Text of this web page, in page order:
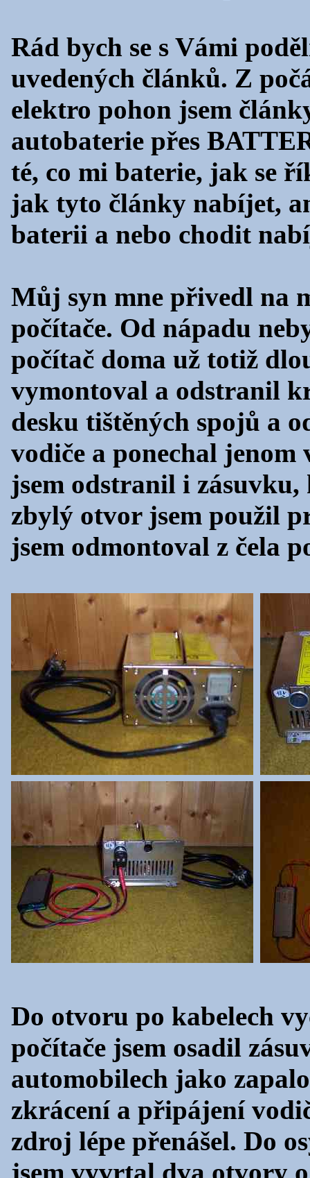
Rád bych se s Vámi
uvedených článků. Z
elektro pohon jsem
autobaterie přes
té, co mi baterie, jak se
jak tyto články nabíjet,
baterii a nebo chodit
Můj syn mne přivedl na
počítače. Od nápadu
počítač doma už totiž
vymontoval a odstranil
desku tištěných spojů a
vodiče a ponechal jenom
jsem odstranil i
zbylý otvor jsem použil
jsem odmontoval z čela
Do otvoru po kabelech
počítače jsem osadil
automobilech jako
zkrácení a připájení
zdroj lépe přenášel. Do
jsem vyvrtal dva otvory